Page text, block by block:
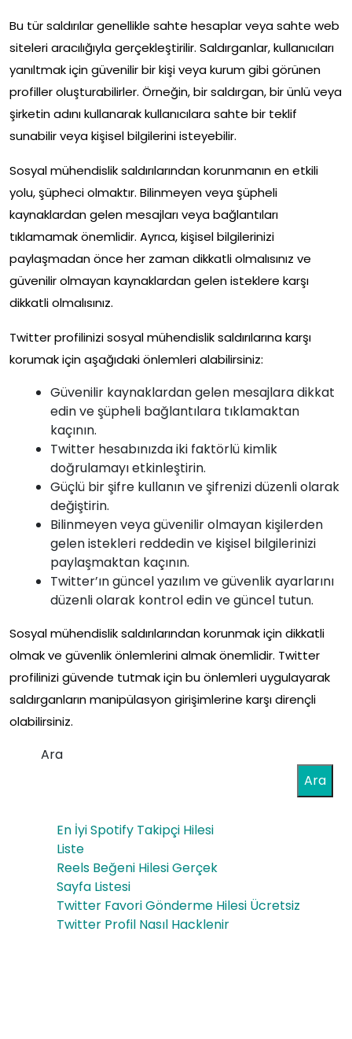
Bu tür saldırılar genellikle sahte hesaplar veya sahte web
siteleri aracılığıyla gerçekleştirilir. Saldırganlar, kullanıcıları
yanıltmak için güvenilir bir kişi veya kurum gibi görünen
profiller oluşturabilirler. Örneğin, bir saldırgan, bir ünlü veya
şirketin adını kullanarak kullanıcılara sahte bir teklif
sunabilir veya kişisel bilgilerini isteyebilir.
Sosyal mühendislik saldırılarından korunmanın en etkili
yolu, şüpheci olmaktır. Bilinmeyen veya şüpheli
kaynaklardan gelen mesajları veya bağlantıları
tıklamamak önemlidir. Ayrıca, kişisel bilgilerinizi
paylaşmadan önce her zaman dikkatli olmalısınız ve
güvenilir olmayan kaynaklardan gelen isteklere karşı
dikkatli olmalısınız.
Twitter profilinizi sosyal mühendislik saldırılarına karşı
korumak için aşağıdaki önlemleri alabilirsiniz:
Güvenilir kaynaklardan gelen mesajlara dikkat
edin ve şüpheli bağlantılara tıklamaktan
kaçının.
Twitter hesabınızda iki faktörlü kimlik
doğrulamayı etkinleştirin.
Güçlü bir şifre kullanın ve şifrenizi düzenli olarak
değiştirin.
Bilinmeyen veya güvenilir olmayan kişilerden
gelen istekleri reddedin ve kişisel bilgilerinizi
paylaşmaktan kaçının.
Twitter’ın güncel yazılım ve güvenlik ayarlarını
düzenli olarak kontrol edin ve güncel tutun.
Sosyal mühendislik saldırılarından korunmak için dikkatli
olmak ve güvenlik önlemlerini almak önemlidir. Twitter
profilinizi güvende tutmak için bu önlemleri uygulayarak
saldırganların manipülasyon girişimlerine karşı dirençli
olabilirsiniz.
Ara
Ara
En İyi Spotify Takipçi Hilesi
Liste
Reels Beğeni Hilesi Gerçek
Sayfa Listesi
Twitter Favori Gönderme Hilesi Ücretsiz
Twitter Profil Nasıl Hacklenir